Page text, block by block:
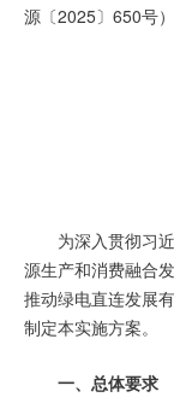
源〔2025〕650号
为深入贯彻习
源生产和消费融合
推动绿电直连发展
制定本实施方案。
一、总体要求